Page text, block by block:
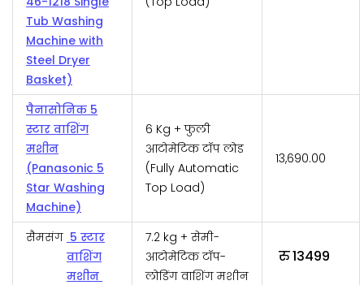
Tub Washing
Machine with
Steel Dryer
Basket)
पैनासोनिक 5
स्टार वाशिंग
मशीन
(Panasonic 5
Star Washing
Machine)
6 Kg + फुली
आटोमेटिक टॉप लोड
(Fully Automatic
Top Load)
₹13,690.00
सैमसंग 5 स्टार
वाशिंग
मशीन
7.2 kg + सेमी-
आटोमेटिक टॉप-
लोडिंग वाशिंग मशीन
रु 13499